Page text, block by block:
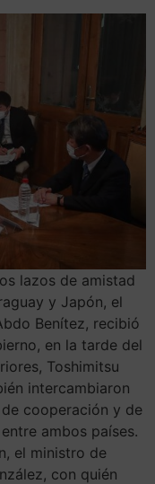
lazos de amistad
y Japón, el
Benítez, recibió
en la tarde del
Toshimitsu
intercambiaron
cooperación y de
ambos países.
el ministro de
con quién